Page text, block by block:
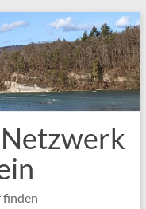
finden